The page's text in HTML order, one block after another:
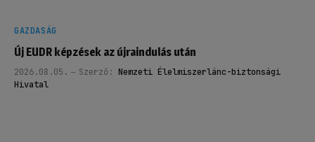
GAZDASÁG
Új EUDR képzések az újraindulás után
2026.08.05. Szerző: Nemzeti Élelmiszerlánc-biztonsági
Hivatal